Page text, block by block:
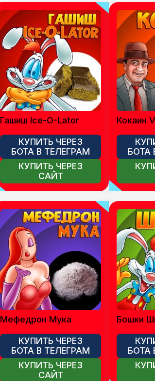
Гашиш Ice-O-Lator
КУПИТЬ ЧЕРЕЗ
БОТА В ТЕЛЕГРАМ
КУПИТЬ ЧЕРЕЗ
САЙТ
Кокаин
БОТА
Мефедрон Мука
КУПИТЬ ЧЕРЕЗ
БОТА В ТЕЛЕГРАМ
КУПИТЬ ЧЕРЕЗ
САЙТ
Бошки
БОТА